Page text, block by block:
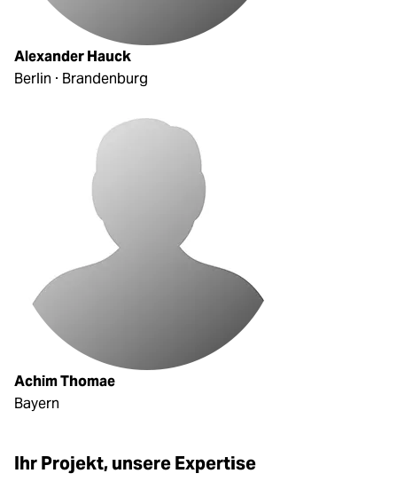
Alexander Hauck
Berlin · Brandenburg
Achim Thomae
Bayern
Ihr Projekt, unsere Expertise